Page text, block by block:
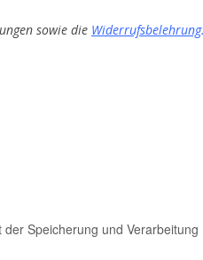
sowie die Widerrufsbelehrung.
Speicherung und Verarbeitung